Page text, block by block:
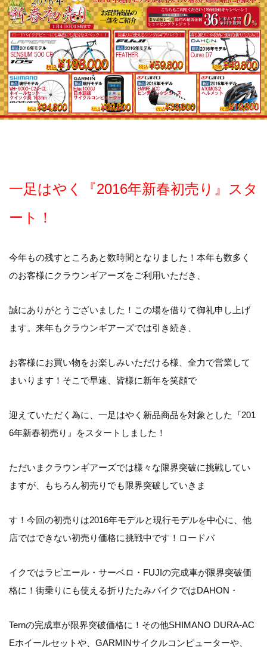
一足はやく『2016年新春初売り』スタ
ート！
今年もの残すところあと数時間となりました！本年も数多く
のお客様にクラウンギアーズをご利用いただき、
誠にありがとうございました！この場を借りて御礼申し上げ
ます。来年もクラウンギアーズでは引き続き、
お客様にお買い物をお楽しみいただける様、全力で営業して
まいります！そこで早速、皆様に新年を笑顔で
迎えていただく為に、一足はやく新品商品を対象とした『201
6年新春初売り』をスタートしました！
ただいまクラウンギアーズでは様々な限界突破に挑戦してい
ますが、もちろん初売りでも限界突破していきま
す！今回の初売りは2016年モデルと現行モデルを中心に、他
店ではできない初売り価格に挑戦中です！ロードバ
イクではラピエール・サーベロ・FUJIの完成車が限界突破価
格に！街乗りにも使える折りたたみバイクではDAHON・
Ternの完成車が限界突破価格に！その他SHIMANO DURA-AC
Eホイールセットや、GARMINサイクルコンピューターや、